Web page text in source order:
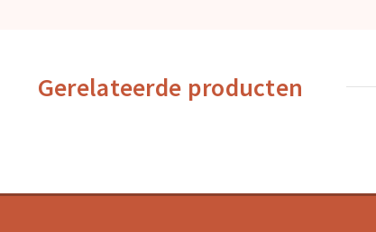
Gerelateerde producten